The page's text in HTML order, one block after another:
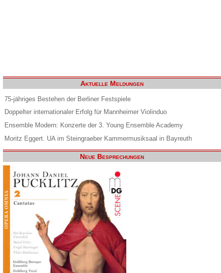
Aktuelle Meldungen
75-jähriges Bestehen der Berliner Festspiele
Doppelter internationaler Erfolg für Mannheimer Violinduo
Ensemble Modern: Konzerte der 3. Young Ensemble Academy
Moritz Eggert. UA im Steingraeber Kammermusiksaal in Bayreuth
Neue Besprechungen